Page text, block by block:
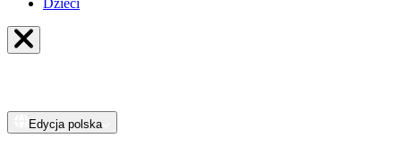
Dzieci
Edycja polska